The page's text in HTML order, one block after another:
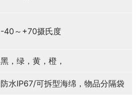
-40～+70摄氏度
黑，绿，黄，橙，
防水IP67/可拆型海绵，物品分隔袋